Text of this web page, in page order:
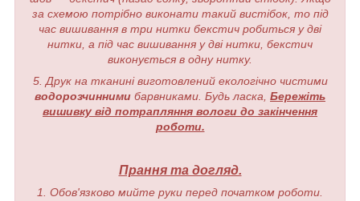
за схемою потрібно виконати такий вистібок, то під
час вишивання в три нитки бекстич робиться у дві
нитки, а під час вишивання у дві нитки, бекстич
виконується в одну нитку.
5. Друк на тканині виготовлений екологічно чистими
водорозчинними барвниками. Будь ласка, Бережіть
вишивку від потрапляння вологи до закінчення
роботи.
Прання та догляд.
1. Обов'язково мийте руки перед початком роботи.